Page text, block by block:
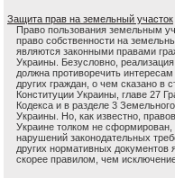
Защита прав на земельный участок
Право пользования земельным
право собственности на
являются законными правами
Украины. Безусловно,
должна противоречить
других граждан, о чем сказано в
Конституции Украины, главе 27
Кодекса и в разделе 3
Украины. Но, как известно,
Украине толком не сформирован,
нарушений законодательных
других нормативных документов
скорее правилом, чем